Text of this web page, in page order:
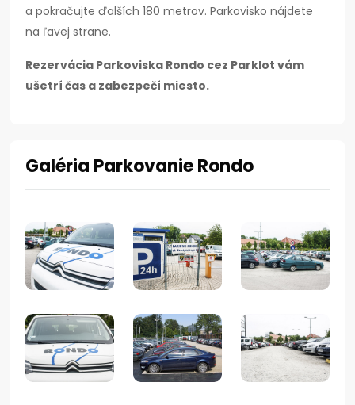
a pokračujte ďalších 180 metrov. Parkovisko nájdete
na ľavej strane.
Rezervácia Parkoviska Rondo cez Parklot vám
ušetrí čas a zabezpečí miesto.
Galéria Parkovanie Rondo